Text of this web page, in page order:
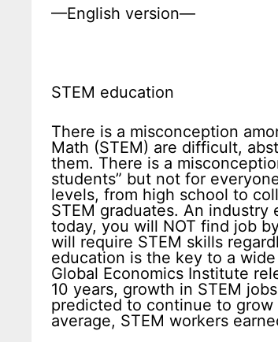
—English version—
STEM education
There is a misconception
Math (STEM) are difficult,
them. There is a
students” but not for
levels, from high school to
STEM graduates. An
today, you will NOT find job
will require STEM skills
education is the key to a
Global Economics Institute
10 years, growth in STEM
predicted to continue to
average, STEM workers